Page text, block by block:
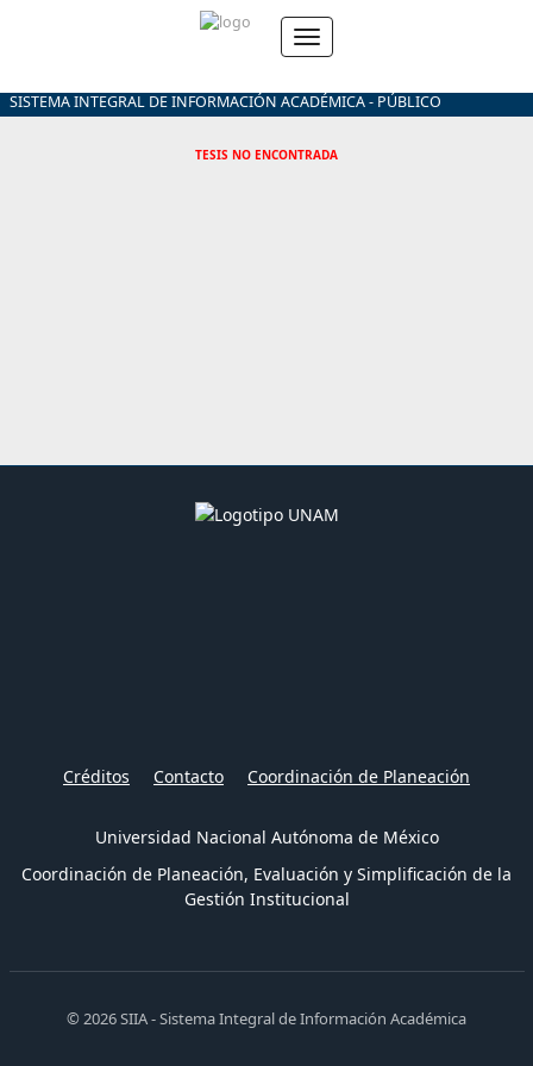
SISTEMA INTEGRAL DE INFORMACIÓN ACADÉMICA - PÚBLICO
TESIS NO ENCONTRADA
Créditos Contacto Coordinación de Planeación
Universidad Nacional Autónoma de México
Coordinación de Planeación, Evaluación y Simplificación de la
Gestión Institucional
© 2026 SIIA - Sistema Integral de Información Académica